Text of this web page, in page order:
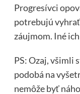
Progresívci
potrebujú
záujmom. Iné
PS: Ozaj, všimli
podobá na
nemôže byť